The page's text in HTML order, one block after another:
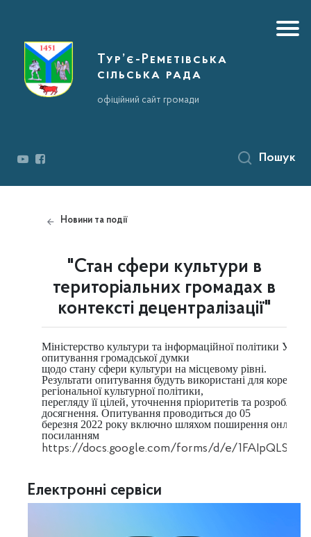
Тур’є-Реметівська
сільська рада
офіційний сайт громади
Пошук
Новини та події
"Стан сфери культури в
територіальних громадах в
контексті децентралізації"
Міністерство культури та інформаційної політики
опитування громадської думки
щодо стану сфери культури на місцевому рівні.
Результати опитування будуть використані для
регіональної культурної політики,
перегляду її цілей, уточнення пріоритетів та
досягнення. Опитування проводиться до 05
березня 2022 року включно шляхом поширення онлайн-
посиланням
https://docs.google.com/forms/d/e/
Електронні сервіси